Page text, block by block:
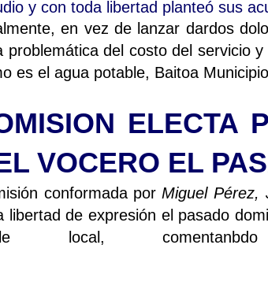
y con toda libertad planteó sus
en vez de lanzar dardos
problemática del costo del servicio
es el agua potable, Baitoa
ELECTA
VOCERO EL
conformada porMiguel Pérez,
libertad de expresión el pasado
local,